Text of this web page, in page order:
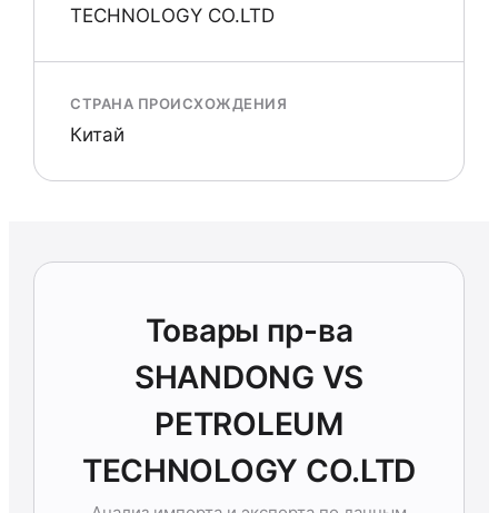
TECHNOLOGY CO.LTD
СТРАНА ПРОИСХОЖДЕНИЯ
Китай
Товары пр-ва
SHANDONG VS
PETROLEUM
TECHNOLOGY CO.LTD